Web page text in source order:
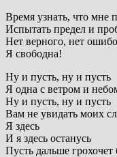
Время узнать, что мне
Испытать предел и
Нет верного, нет
Я свободна!
Ну и пусть, ну и пусть
Я одна с ветром и
Ну и пусть, ну и пусть
Вам не увидать моих
Я здесь
И я здесь останусь
Пусть дальше грохочет